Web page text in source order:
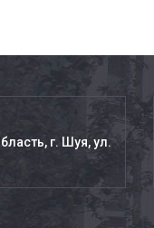
г. Шуя, ул.